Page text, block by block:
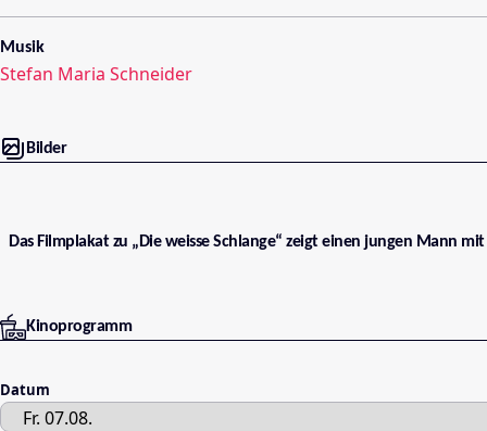
Musik
Stefan Maria Schneider
Bilder
Das Filmplakat zu „Die weisse Schlange“ zeigt einen jungen Mann
Kinoprogramm
Datum